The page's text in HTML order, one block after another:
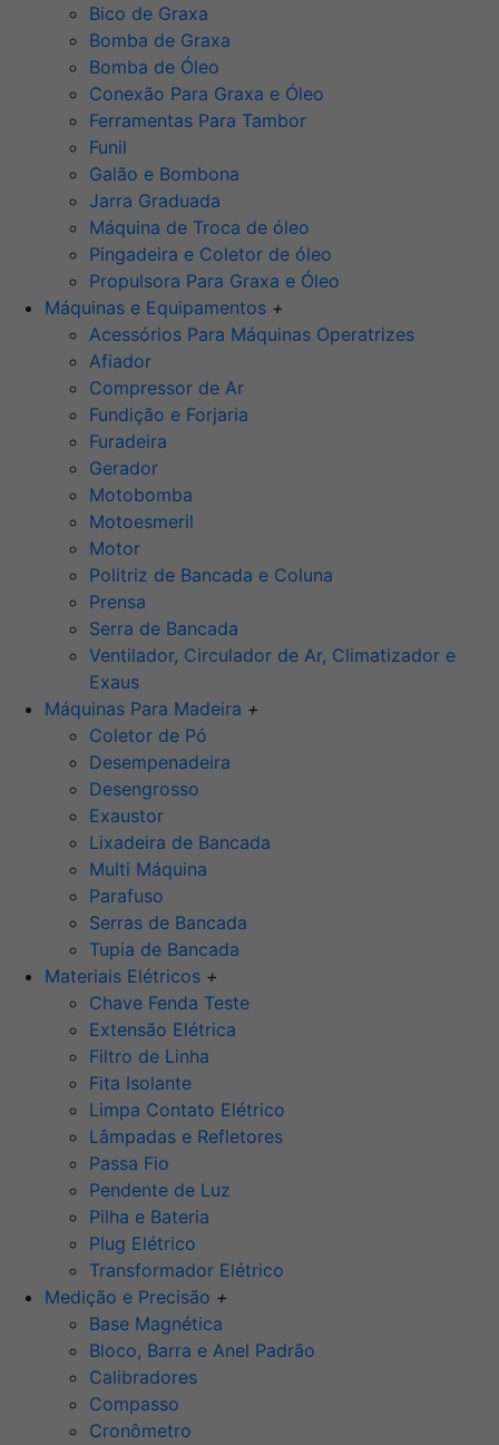
Bico de Graxa
Bomba de Graxa
Bomba de Óleo
Conexão Para Graxa e Óleo
Ferramentas Para Tambor
Funil
Galão e Bombona
Jarra Graduada
Máquina de Troca de óleo
Pingadeira e Coletor de óleo
Propulsora Para Graxa e Óleo
Máquinas e Equipamentos +
Acessórios Para Máquinas Operatrizes
Afiador
Compressor de Ar
Fundição e Forjaria
Furadeira
Gerador
Motobomba
Motoesmeril
Motor
Politriz de Bancada e Coluna
Prensa
Serra de Bancada
Ventilador, Circulador de Ar, Climatizador e
Exaus
Máquinas Para Madeira +
Coletor de Pó
Desempenadeira
Desengrosso
Exaustor
Lixadeira de Bancada
Multi Máquina
Parafuso
Serras de Bancada
Tupia de Bancada
Materiais Elétricos +
Chave Fenda Teste
Extensão Elétrica
Filtro de Linha
Fita Isolante
Limpa Contato Elétrico
Lâmpadas e Refletores
Passa Fio
Pendente de Luz
Pilha e Bateria
Plug Elétrico
Transformador Elétrico
Medição e Precisão +
Base Magnética
Bloco, Barra e Anel Padrão
Calibradores
Compasso
Cronômetro